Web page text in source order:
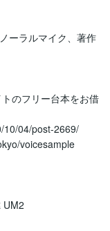
ーラルマイク、著作
のフリー台本をお借
10/04/post-2669/
voicesample
UM2